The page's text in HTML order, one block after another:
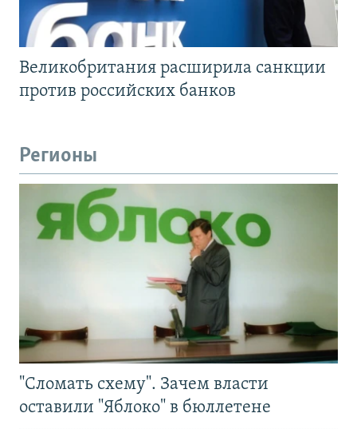
Великобритания расширила санкции
против российских банков
Регионы
"Сломать схему". Зачем власти
оставили "Яблоко" в бюллетене